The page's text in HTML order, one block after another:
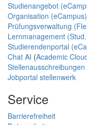
Studienangebot
Organisation (eCampus)
Prüfungsverwaltung
Lernmanagement
Studierendenportal
Chat AI (Academic
Stellenausschreibungen
Jobportal stellenwerk
Service
Barrierefreiheit